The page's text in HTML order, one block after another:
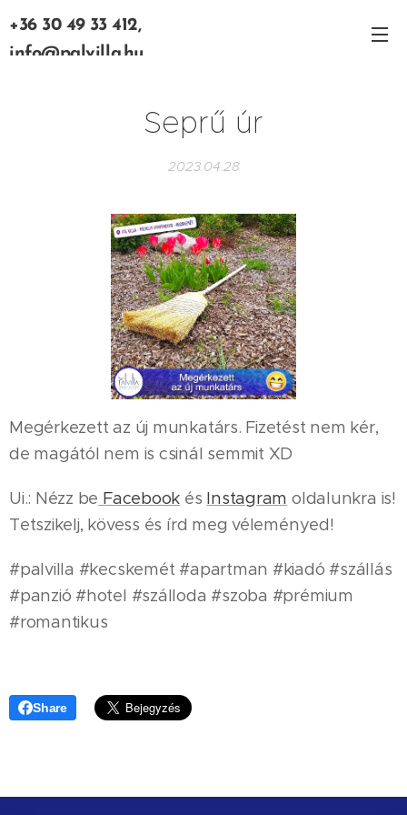
+36 30 49 33 412,
info@palvilla.hu
Seprű úr
2023.04.28
Megérkezett az új munkatárs. Fizetést nem kér,
de magától nem is csinál semmit XD
Ui.: Nézz be Facebook és Instagram oldalunkra is!
Tetszikelj, kövess és írd meg véleményed!
#palvilla #kecskemét #apartman #kiadó #szállás
#panzió #hotel #szálloda #szoba #prémium
#romantikus
Share